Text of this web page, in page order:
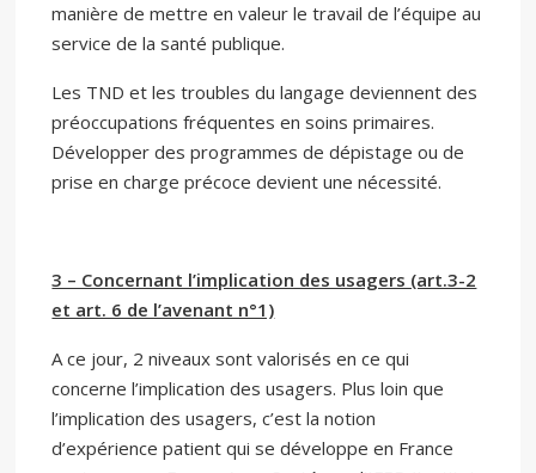
manière de mettre en valeur le travail de l’équipe au
service de la santé publique.
Les TND et les troubles du langage deviennent des
préoccupations fréquentes en soins primaires.
Développer des programmes de dépistage ou de
prise en charge précoce devient une nécessité.
3 – Concernant l’implication des usagers (art.3-2
et art. 6 de l’avenant n°1)
A ce jour, 2 niveaux sont valorisés en ce qui
concerne l’implication des usagers. Plus loin que
l’implication des usagers, c’est la notion
d’expérience patient qui se développe en France